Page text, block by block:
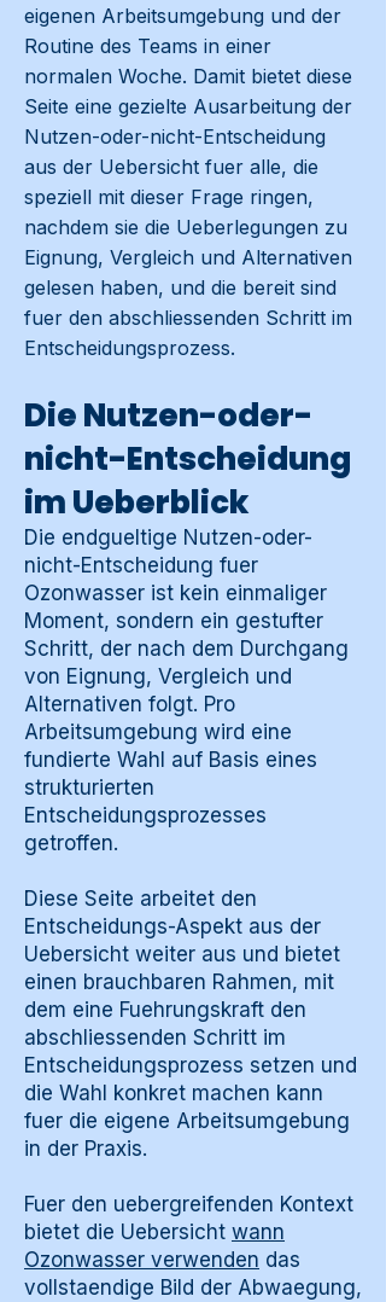
eigenen Arbeitsumgebung und der
Routine des Teams in einer
normalen Woche. Damit bietet diese
Seite eine gezielte Ausarbeitung der
Nutzen-oder-nicht-Entscheidung
aus der Uebersicht fuer alle, die
speziell mit dieser Frage ringen,
nachdem sie die Ueberlegungen zu
Eignung, Vergleich und Alternativen
gelesen haben, und die bereit sind
fuer den abschliessenden Schritt im
Entscheidungsprozess.
Die Nutzen-oder-
nicht-Entscheidung
im Ueberblick
Die endgueltige Nutzen-oder-
nicht-Entscheidung fuer
Ozonwasser ist kein einmaliger
Moment, sondern ein gestufter
Schritt, der nach dem Durchgang
von Eignung, Vergleich und
Alternativen folgt. Pro
Arbeitsumgebung wird eine
fundierte Wahl auf Basis eines
strukturierten
Entscheidungsprozesses
getroffen.
Diese Seite arbeitet den
Entscheidungs-Aspekt aus der
Uebersicht weiter aus und bietet
einen brauchbaren Rahmen, mit
dem eine Fuehrungskraft den
abschliessenden Schritt im
Entscheidungsprozess setzen und
die Wahl konkret machen kann
fuer die eigene Arbeitsumgebung
in der Praxis.
Fuer den uebergreifenden Kontext
bietet die Uebersicht wann
Ozonwasser verwenden das
vollstaendige Bild der Abwaegung,